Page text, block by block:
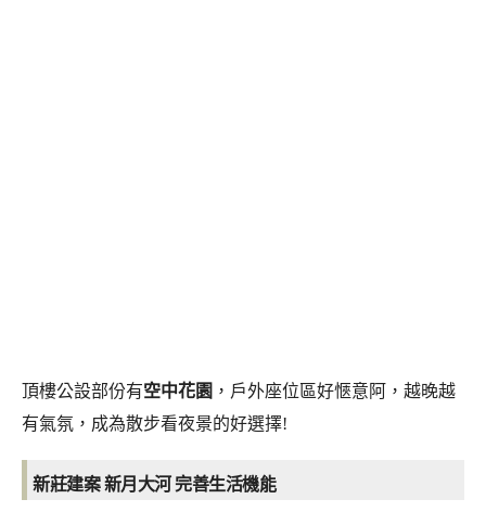
頂樓公設部份有空中花園 ，戶外座位區好愜意阿，越晚越
有氣氛，成為散步看夜景的好選擇!
新莊建案 新月大河 完善生活機能